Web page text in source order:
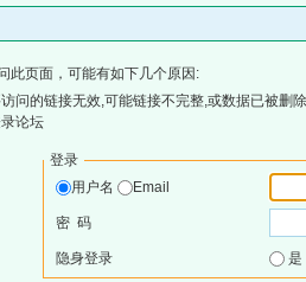
此页面，可能有如下几个原因:
问的链接无效,可能链接不完整,或数据已被删
论坛
登录
用户名
Email
密 码
隐身登录